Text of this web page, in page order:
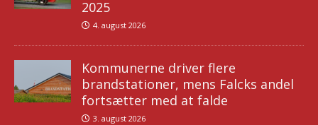
2025
4. august 2026
Kommunerne driver flere
brandstationer, mens Falcks andel
fortsætter med at falde
3. august 2026